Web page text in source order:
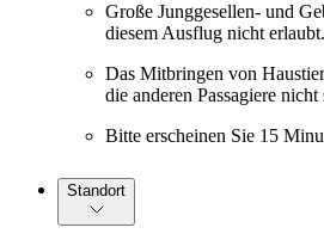
Große Junggesellen- und
diesem Ausflug nicht erlaubt.
Das Mitbringen von
die anderen Passagiere nicht
Bitte erscheinen Sie 15
Standort